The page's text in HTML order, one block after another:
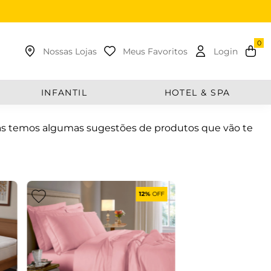
Nossas Lojas Meus Favoritos Login
INFANTIL HOTEL & SPA
temos algumas sugestões de produtos que vão te
12%OFF